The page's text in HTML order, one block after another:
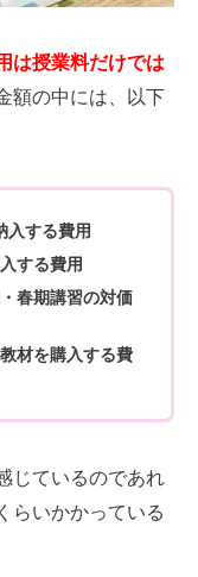
は授業料だけでは
額の中には、以下
入する費用
する費用
春期講習の対価
材を購入する費
じているのであれ
らいかかっている